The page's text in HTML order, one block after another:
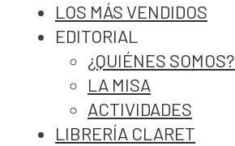
LOS MÁS VENDIDOS
EDITORIAL
¿QUIÉNES SOMOS?
LA MISA
ACTIVIDADES
LIBRERÍA CLARET